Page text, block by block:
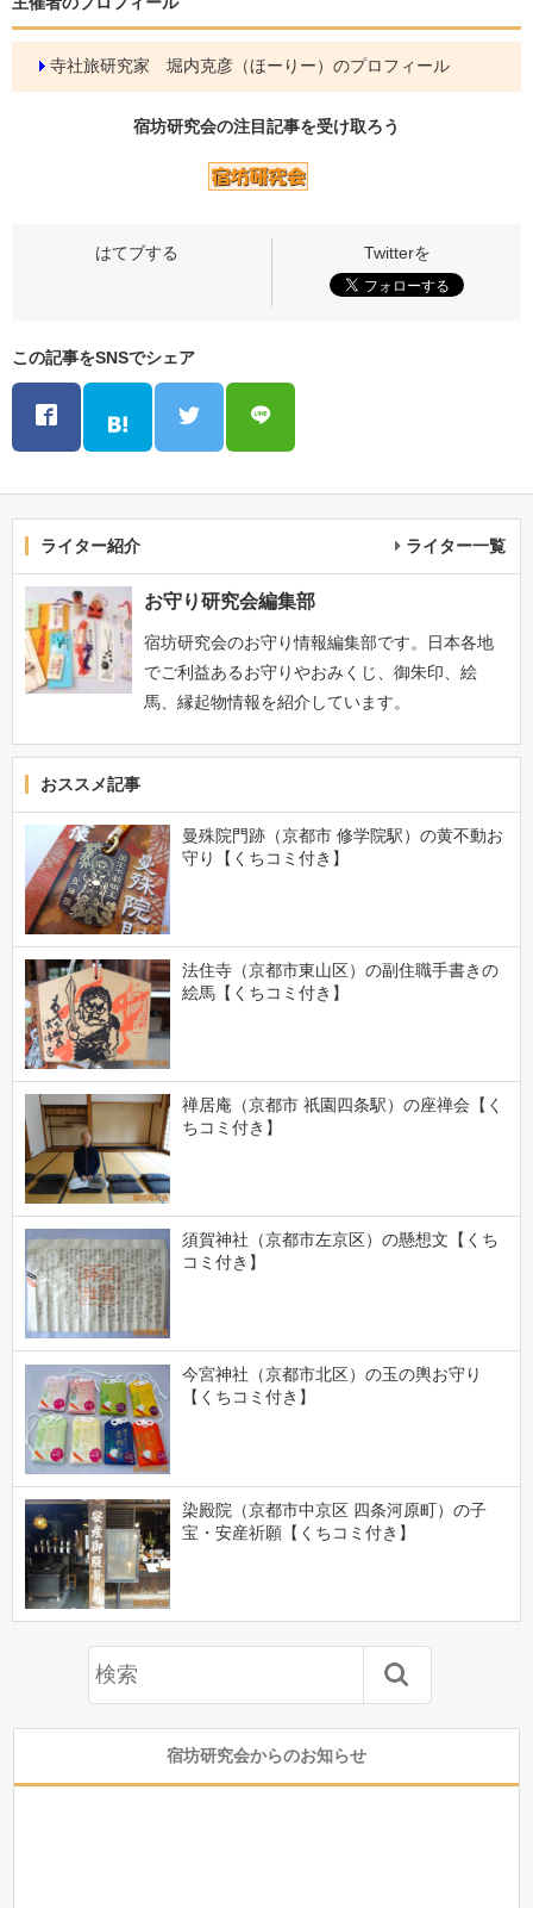
寺社旅研究家 堀内克彦（ほーりー）のプロフィール
宿坊研究会の注目記事を受け取ろう
この記事をSNSでシェア
ライター紹介 ライター一覧
お守り研究会編集部
宿坊研究会のお守り情報編集部です。日本各地
でご利益あるお守りやおみくじ、御朱印、絵
馬、縁起物情報を紹介しています。
おススメ記事
曼殊院門跡（京都市 修学院駅）の黄不動お
守り【くちコミ付き】
法住寺（京都市東山区）の副住職手書きの
絵馬【くちコミ付き】
禅居庵（京都市 祇園四条駅）の座禅会【く
ちコミ付き】
須賀神社（京都市左京区）の懸想文【くち
コミ付き】
今宮神社（京都市北区）の玉の輿お守り
【くちコミ付き】
染殿院（京都市中京区 四条河原町）の子
宝・安産祈願【くちコミ付き】
宿坊研究会からのお知らせ